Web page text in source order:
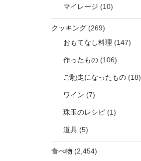
マイレージ (10)
クッキング(269)
おもてなし料理 (147)
作ったもの(106)
ご馳走になったもの(18)
ワイン (7)
珠玉のレシピ(1)
道具(5)
食べ物 (2,454)